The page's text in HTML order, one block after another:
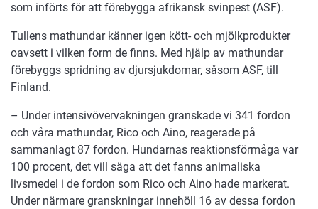
som införts för att förebygga afrikansk svinpest (ASF).
Tullens mathundar känner igen kött- och mjölkprodukter
oavsett i vilken form de finns. Med hjälp av mathundar
förebyggs spridning av djursjukdomar, såsom ASF, till
Finland.
– Under intensivövervakningen granskade vi 341 fordon
och våra mathundar, Rico och Aino, reagerade på
sammanlagt 87 fordon. Hundarnas reaktionsförmåga var
100 procent, det vill säga att det fanns animaliska
livsmedel i de fordon som Rico och Aino hade markerat.
Under närmare granskningar innehöll 16 av dessa fordon